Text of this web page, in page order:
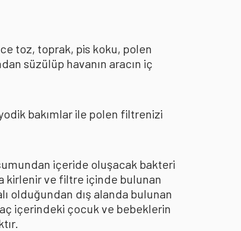
toz, toprak, pis koku, polen
süzülüp havanın aracın iç
bakımlar ile polen filtrenizi
içeride oluşacak bakteri
kirlenir ve filtre içinde bulunan
olduğundan dış alanda bulunan
içerindeki çocuk ve bebeklerin